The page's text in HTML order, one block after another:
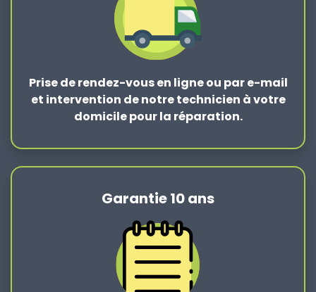
Prise de rendez-vous en ligne ou par e-mail
et intervention de notre technicien à votre
domicile pour la réparation.
Garantie 10 ans